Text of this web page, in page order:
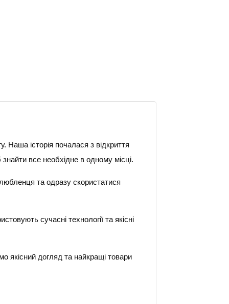
Наша історія почалася з відкриття
все необхідне в одному місці.
та одразу скористатися
сучасні технології та якісні
якісний догляд та найкращі товари